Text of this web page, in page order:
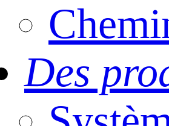
Des